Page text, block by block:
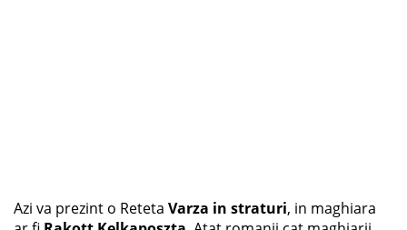
Azi va prezint o Reteta Varza in straturi, in maghiara